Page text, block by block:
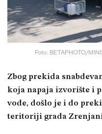
Foto: BETAPHOTO/
Zbog prekida
koja napaja izvorište i
vode, došlo je i do
teritoriji grada